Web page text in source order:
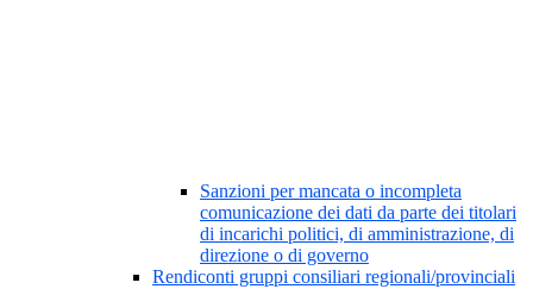
Sanzioni per mancata o incompleta
comunicazione dei dati da parte dei titolari
di incarichi politici, di amministrazione, di
direzione o di governo
Rendiconti gruppi consiliari regionali/provinciali